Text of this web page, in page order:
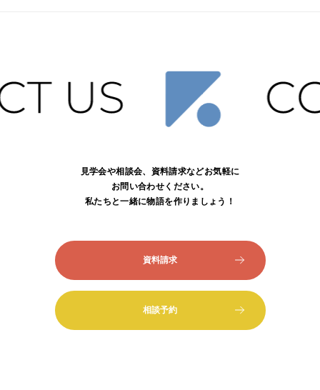
見学会や相談会、資料請求などお気軽に
お問い合わせください。
私たちと一緒に物語を作りましょう！
資料請求
相談予約